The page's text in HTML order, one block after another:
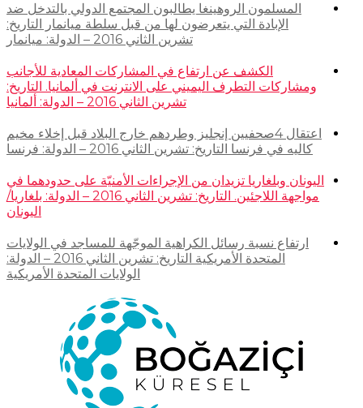
المسلمون الروهينغا يطالبون المجتمع الدولي بالتدخل ضد
الإبادة التي يتعرضون لها من قبل سلطة ميانمار التاريخ:
تشرين الثاني 2016 – الدولة: ميانمار
الكشف عن ارتفاع في المشاركات المعادية للأجانب
ومشاركات التطرف اليميني على الانترنت في ألمانيا. التاريخ:
تشرين الثاني 2016 – الدولة: ألمانيا
اعتقال 4صحفيين إنجليز وطردهم خارج البلاد قبل إخلاء مخيم
كاليه في فرنسا التاريخ: تشرين الثاني 2016 – الدولة: فرنسا
اليونان وبلغاريا تزيدان من الإجراءات الأمنيّة على حدودهما في
مواجهة اللاجئين. التاريخ: تشرين الثاني 2016 – الدولة: بلغاريا/
اليونان
ارتفاع نسبة رسائل الكراهية الموجّهة للمساجد في الولايات
المتحدة الأمريكية التاريخ: تشرين الثاني 2016 – الدولة:
الولايات المتحدة الأمريكية